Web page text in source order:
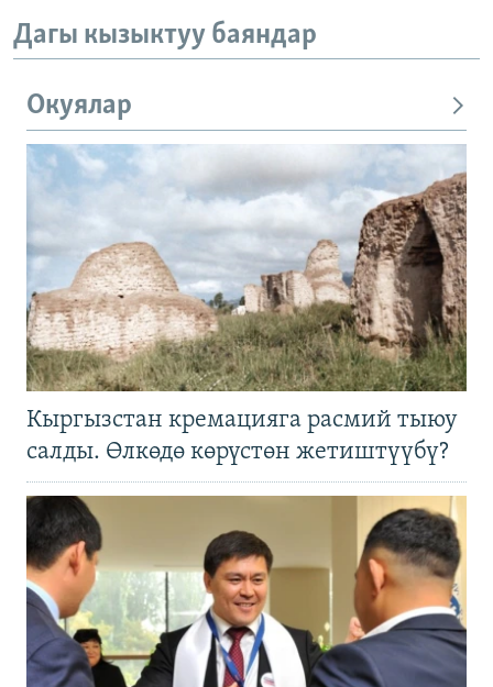
Дагы кызыктуу баяндар
Окуялар
Кыргызстан кремацияга расмий тыюу
салды. Өлкөдө көрүстөн жетиштүүбү?